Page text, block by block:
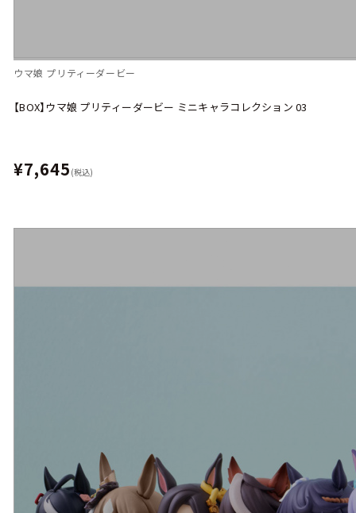
ウマ娘 プリティーダービー
【BOX】ウマ娘 プリティーダービー ミニキャラコレクション 03
¥7,645 (税込)